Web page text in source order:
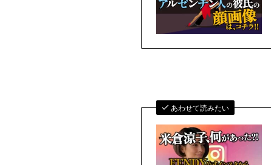
あわせて読みたい